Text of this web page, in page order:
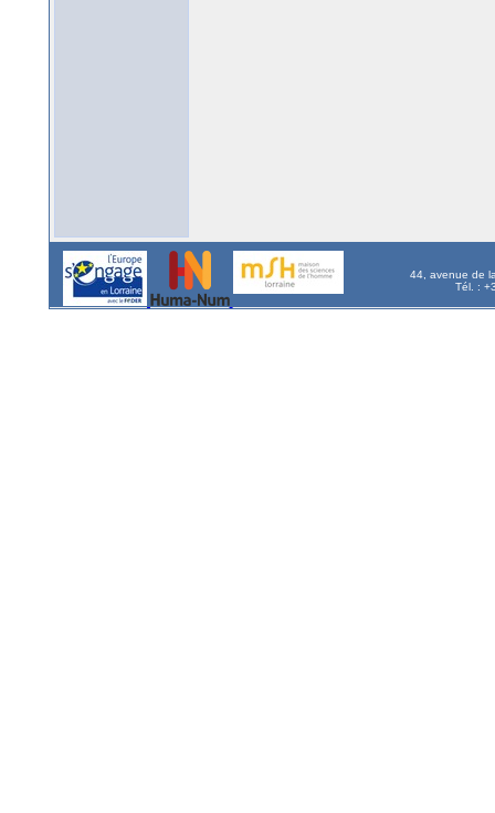
44, avenue de
Tél. :